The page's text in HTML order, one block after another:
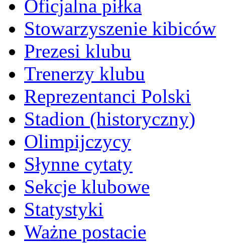
Oficjalna piłka
Stowarzyszenie kibiców
Prezesi klubu
Trenerzy klubu
Reprezentanci Polski
Stadion (historyczny)
Olimpijczycy
Słynne cytaty
Sekcje klubowe
Statystyki
Ważne postacie